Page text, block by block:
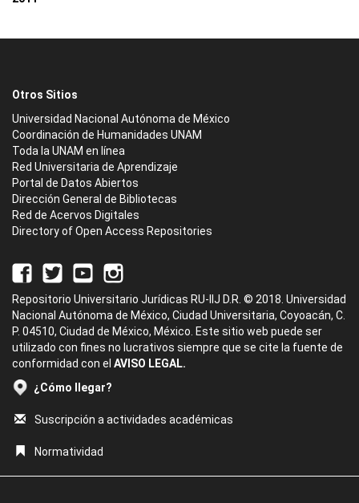
Otros Sitios
Universidad Nacional Autónoma de México
Coordinación de Humanidades UNAM
Toda la UNAM en línea
Red Universitaria de Aprendizaje
Portal de Datos Abiertos
Dirección General de Bibliotecas
Red de Acervos Digitales
Directory of Open Access Repositories
Repositorio Universitario Jurídicas RU-IIJ D.R. © 2018. Universidad
Nacional Autónoma de México, Ciudad Universitaria, Coyoacán, C.
P. 04510, Ciudad de México, México. Este sitio web puede ser
utilizado con fines no lucrativos siempre que se cite la fuente de
conformidad con el AVISO LEGAL.
¿Cómo llegar?
Suscripción a actividades académicas
Normatividad